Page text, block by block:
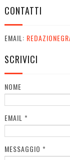
CONTATTI
EMAIL:
SCRIVICI
NOME
EMAIL *
MESSAGGIO *